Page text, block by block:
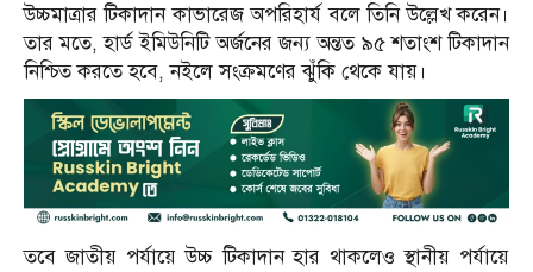
উচ্চমাত্রার টিকাদান কাভারেজ অপরিহার্য বলে তিনি উল্লেখ করেন।
তার মতে, হার্ড ইমিউনিটি অর্জনের জন্য অন্তত ৯৫ শতাংশ টিকাদান
নিশ্চিত করতে হবে, নইলে সংক্রমণের ঝুঁকি থেকে যায়।
তবে জাতীয় পর্যায়ে উচ্চ টিকাদান হার থাকলেও স্থানীয় পর্যায়ে